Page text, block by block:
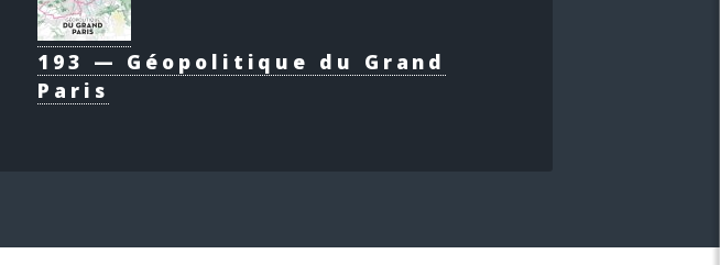
193 — Géopolitique du Grand
Paris